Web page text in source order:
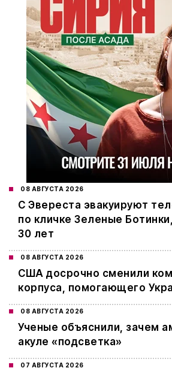
08 АВГУСТА 2026
С Эвереста эвакуируют
по кличке Зеленые
30 лет
08 АВГУСТА 2026
США досрочно сменили
корпуса, помогающего
08 АВГУСТА 2026
Ученые объяснили, зачем
акуле «подсветка»
07 АВГУСТА 2026